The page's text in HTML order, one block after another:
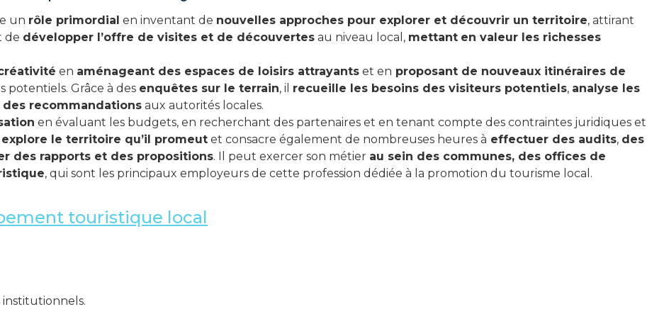
un rôle primordial en inventant de nouvelles approches pour explorer et découvrir un territoire, attirant
de développer l’offre de visites et de découvertes au niveau local, mettant en valeur les richesses
en aménageant des espaces de loisirs attrayants et en proposant de nouveaux itinéraires de
potentiels. Grâce à des enquêtes sur le terrain, il recueille les besoins des visiteurs potentiels, analyse les
recommandations aux autorités locales.
en évaluant les budgets, en recherchant des partenaires et en tenant compte des contraintes juridiques et
explore le territoire qu’il promeut et consacre également de nombreuses heures à effectuer des audits, des
des rapports et des propositions. Il peut exercer son métier au sein des communes, des offices de
, qui sont les principaux employeurs de cette profession dédiée à la promotion du tourisme local.
touristique local
institutionnels.